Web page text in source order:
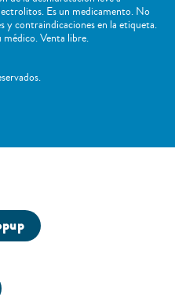
Es un medicamento. No
y contraindicaciones en la etiqueta.
médico. Venta libre.